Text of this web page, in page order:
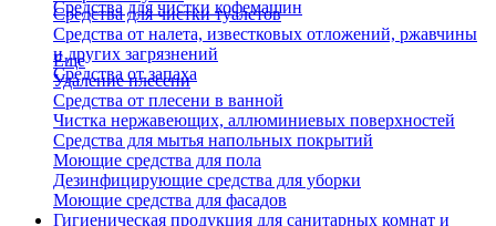
Средства для чистки кофемашин
Средства для чистки туалетов
Средства от налета, известковых отложений, ржавчины
и других загрязнений
Средства от запаха
Еще
Удаление плесени
Средства от плесени в ванной
Чистка нержавеющих, аллюминиевых поверхностей
Средства для мытья напольных покрытий
Моющие средства для пола
Дезинфицирующие средства для уборки
Моющие средства для фасадов
Гигиеническая продукция для санитарных комнат и